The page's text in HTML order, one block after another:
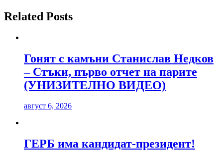
Related Posts
Гонят с камъни Станислав Недков
– Стъки, първо отчет на парите
(УНИЗИТЕЛНО ВИДЕО)
август 6, 2026
ГЕРБ има кандидат-президент!